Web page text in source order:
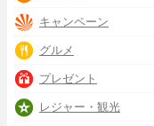
キャンペーン
グルメ
プレゼント
レジャー・観光